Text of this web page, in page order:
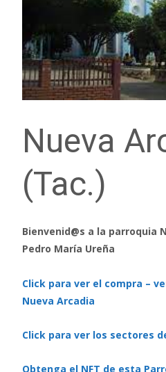
Nueva
(Tac.)
Bienvenid@s a la parroquia
Pedro María Ureña
Click para ver el compra –
Nueva Arcadia
Click para ver los sectores
Obtenga el NFT de esta